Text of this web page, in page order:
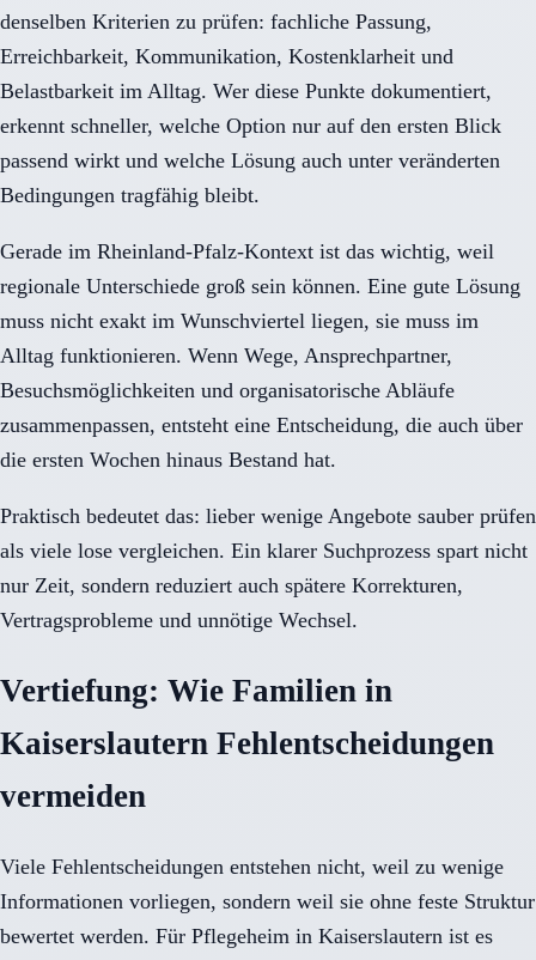
denselben Kriterien zu prüfen: fachliche Passung,
Erreichbarkeit, Kommunikation, Kostenklarheit und
Belastbarkeit im Alltag. Wer diese Punkte dokumentiert,
erkennt schneller, welche Option nur auf den ersten Blick
passend wirkt und welche Lösung auch unter veränderten
Bedingungen tragfähig bleibt.
Gerade im Rheinland-Pfalz-Kontext ist das wichtig, weil
regionale Unterschiede groß sein können. Eine gute Lösung
muss nicht exakt im Wunschviertel liegen, sie muss im
Alltag funktionieren. Wenn Wege, Ansprechpartner,
Besuchsmöglichkeiten und organisatorische Abläufe
zusammenpassen, entsteht eine Entscheidung, die auch über
die ersten Wochen hinaus Bestand hat.
Praktisch bedeutet das: lieber wenige Angebote sauber prüfen
als viele lose vergleichen. Ein klarer Suchprozess spart nicht
nur Zeit, sondern reduziert auch spätere Korrekturen,
Vertragsprobleme und unnötige Wechsel.
Vertiefung: Wie Familien in
Kaiserslautern Fehlentscheidungen
vermeiden
Viele Fehlentscheidungen entstehen nicht, weil zu wenige
Informationen vorliegen, sondern weil sie ohne feste Struktur
bewertet werden. Für Pflegeheim in Kaiserslautern ist es